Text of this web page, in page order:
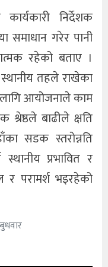
निर्देशक
समाधान गरेर पानी
रहेको बताए ।
तहले राखेका
आयोजनाले काम
श्रेष्ठले बाढीले क्षति
सडक स्तरोन्नति
प्रभावित र
परामर्श भइरहेको